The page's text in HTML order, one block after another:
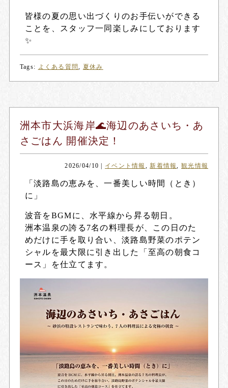
皆様の夏の思い出づくりのお手伝いができる
ことを、スタッフ一同楽しみにしております
✨
Tags: よくある質問, 夏休み
洲本市大浜海岸🌊海辺のあさいち・あ
さごはん 開催決定！
2026/04/10 イベント情報 ,新着情報, 観光情報
「淡路島の恵みを、一番美しい時間（とき）
に」
波音をBGMに、水平線から昇る朝日。
洲本温泉の誇る7名の料理長が、この日のた
めだけに手を取り合い、淡路島野菜のポテン
シャルを最大限に引き出した「至高の朝食コ
ース」を仕立てます。